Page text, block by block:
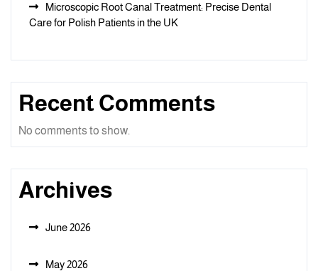
Microscopic Root Canal Treatment: Precise Dental
Care for Polish Patients in the UK
Recent Comments
No comments to show.
Archives
June 2026
May 2026